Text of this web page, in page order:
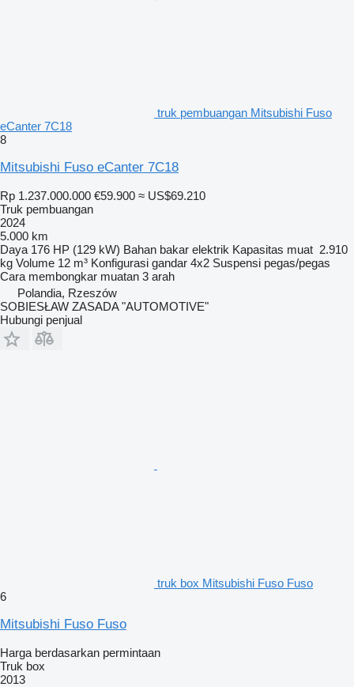
truk pembuangan Mitsubishi Fuso
eCanter 7C18
8
Mitsubishi Fuso eCanter 7C18
Rp 1.237.000.000 €59.900 ≈ US$69.210
Truk pembuangan
2024
5.000 km
Daya 176 HP (129 kW) Bahan bakar elektrik Kapasitas muat 2.910
kg Volume 12 m³ Konfigurasi gandar 4x2 Suspensi pegas/pegas
Cara membongkar muatan 3 arah
Polandia, Rzeszów
SOBIESŁAW ZASADA "AUTOMOTIVE"
Hubungi penjual
truk box Mitsubishi Fuso Fuso
6
Mitsubishi Fuso Fuso
Harga berdasarkan permintaan
Truk box
2013